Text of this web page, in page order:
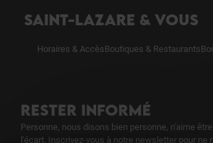
SAINT-LAZARE & VOUS
Horaires & AccèsBoutiques & Restaurants
RESTER INFORMÉ
Personne, nous disons bien personne, n'aime
l'écart. Inscrivez-vous à notre newsletter pour ne